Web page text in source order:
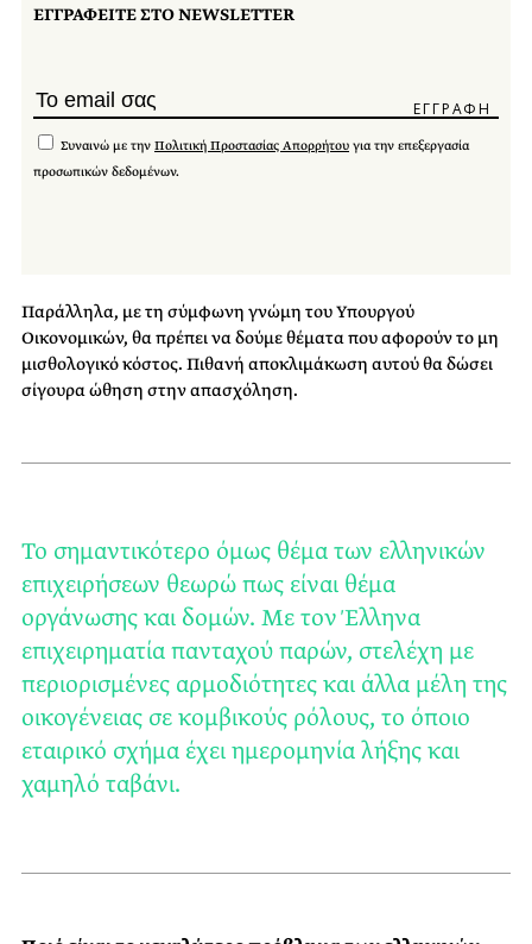
ΕΓΓΡΑΦΕΙΤΕ ΣΤΟ NEWSLETTER
Συναινώ με την Πολιτική Προστασίας Απορρήτου για την επεξεργασία
προσωπικών δεδομένων.
Παράλληλα, με τη σύμφωνη γνώμη του Υπουργού
Οικονομικών, θα πρέπει να δούμε θέματα που αφορούν το μη
μισθολογικό κόστος. Πιθανή αποκλιμάκωση αυτού θα δώσει
σίγουρα ώθηση στην απασχόληση.
Το σημαντικότερο όμως θέμα των ελληνικών
επιχειρήσεων θεωρώ πως είναι θέμα
οργάνωσης και δομών. Με τον Έλληνα
επιχειρηματία πανταχού παρών, στελέχη με
περιορισμένες αρμοδιότητες και άλλα μέλη της
οικογένειας σε κομβικούς ρόλους, το όποιο
εταιρικό σχήμα έχει ημερομηνία λήξης και
χαμηλό ταβάνι.